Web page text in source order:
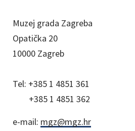
Muzej grada Zagreba
Opatička 20
10000 Zagreb
Tel: +385 1 4851 361
+385 1 4851 362
e-mail: mgz@mgz.hr